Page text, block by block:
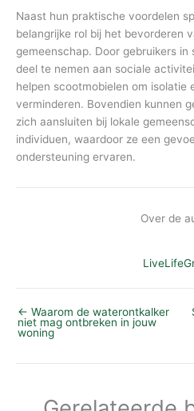
Naast hun praktische voordelen
belangrijke rol bij het bevorderen
gemeenschap. Door gebruikers
deel te nemen aan sociale
helpen scootmobielen om isolatie
verminderen. Bovendien kunnen
zich aansluiten bij lokale
individuen, waardoor ze een
ondersteuning ervaren.
Over de
← Waarom de waterontkalker
niet mag ontbreken in jouw
woning